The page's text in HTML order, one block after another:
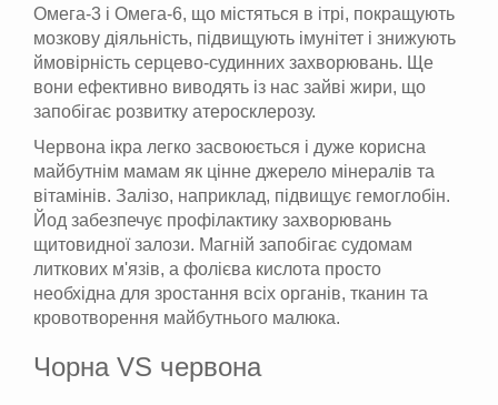
Омега-3 і Омега-6, що містяться в ітрі, покращують
мозкову діяльність, підвищують імунітет і знижують
ймовірність серцево-судинних захворювань. Ще
вони ефективно виводять із нас зайві жири, що
запобігає розвитку атеросклерозу.
Червона ікра легко засвоюється і дуже корисна
майбутнім мамам як цінне джерело мінералів та
вітамінів. Залізо, наприклад, підвищує гемоглобін.
Йод забезпечує профілактику захворювань
щитовидної залози. Магній запобігає судомам
литкових м'язів, а фолієва кислота просто
необхідна для зростання всіх органів, тканин та
кровотворення майбутнього малюка.
Чорна VS червона